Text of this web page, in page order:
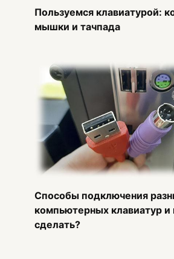
Пользуемся клавиатурой:
мышки и тачпада
Способы подключения
компьютерных клавиатур и
сделать?